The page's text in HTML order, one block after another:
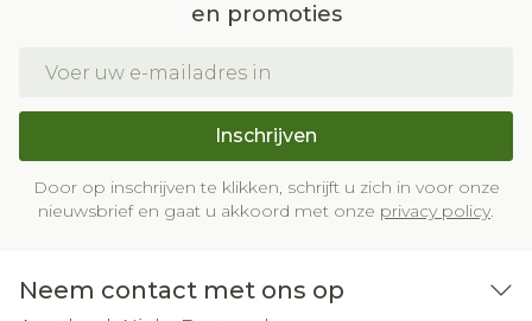
en promoties
Inschrijven
Door op inschrijven te klikken, schrijft u zich in voor onze
nieuwsbrief en gaat u akkoord met onze privacy policy.
Neem contact met ons op